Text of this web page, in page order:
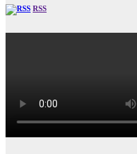
RSS